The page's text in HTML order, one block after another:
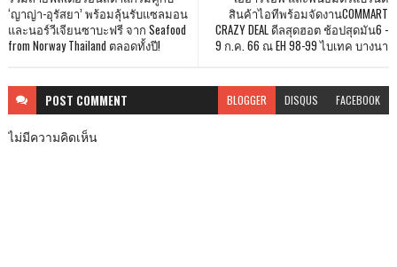
สินค้าไอทีพร้อมจัดงานCOMMART
CRAZY DEAL ดีลสุดฮอต ช้อปสุดมัน6 -
9 ก.ค. 66 ณ EH 98-99 ไบเทค บางนา
‘ญาญ่า-อุรัสยา’ พร้อมลุ้นรับแซลมอน
และนอร์วีเจียนซาบะฟรี จาก Seafood
from Norway Thailand ตลอดทั้งปี!
POST COMMENT BLOGGER DISQUS FACEBOOK
ไม่มีความคิดเห็น